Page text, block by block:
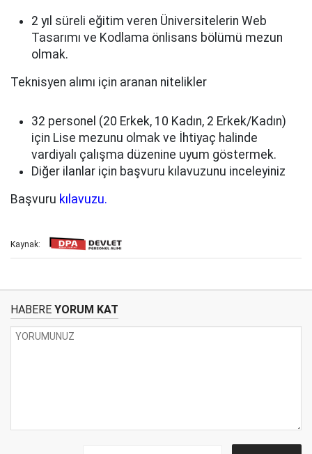
2 yıl süreli eğitim veren Üniversitelerin Web
Tasarımı ve Kodlama önlisans bölümü mezun
olmak.
Teknisyen alımı için aranan nitelikler
32 personel (20 Erkek, 10 Kadın, 2 Erkek/Kadın)
için Lise mezunu olmak ve İhtiyaç halinde
vardiyalı çalışma düzenine uyum göstermek.
Diğer ilanlar için başvuru kılavuzunu inceleyiniz
Başvuru kılavuzu.
Kaynak:
HABERE YORUM KAT